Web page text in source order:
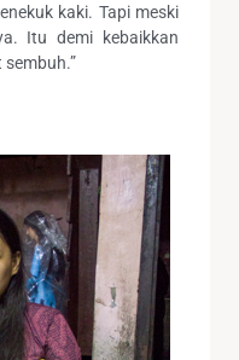
kaki. Tapi meski
Itu demi kebaikkan